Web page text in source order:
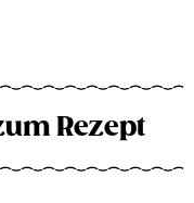
Rezept